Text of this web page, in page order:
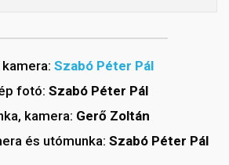
Szabó Péter Pál
fotó: Szabó Péter Pál
kamera: Gerő Zoltán
és utómunka: Szabó Péter Pál